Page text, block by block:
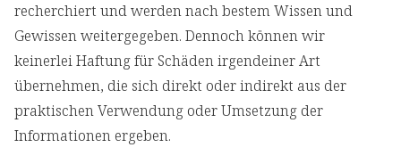
recherchiert und werden nach bestem Wissen und
Gewissen weitergegeben. Dennoch können wir
keinerlei Haftung für Schäden irgendeiner Art
übernehmen, die sich direkt oder indirekt aus der
praktischen Verwendung oder Umsetzung der
Informationen ergeben.